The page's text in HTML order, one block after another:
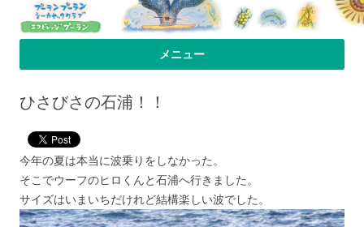
プーラン・プーラン｜小笠原父島 シ
ーカヤック 宿
小笠原父島のシーカヤックスクール＆ツアー「プーランプーランシーカ
ヤッククラブ」、森のコテージのお宿の「プーランビレッジ」のHPへよ
メニュー
ひさびさの石浦！！
今年の夏は本当に波乗りをしなかった。
そこでウーフのヒロくんと石浦へ行きました。
サイズはいまいちだけれど結構楽しい波でした。